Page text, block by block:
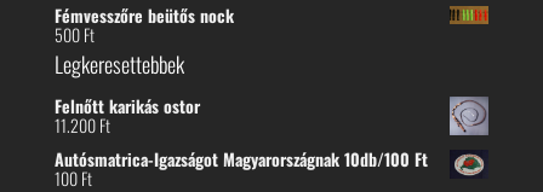
Fémvesszőre beütős nock
500Ft
Legkeresettebbek
Felnőtt karikás ostor
11.200Ft
Autósmatrica-Igazságot Magyarországnak 10db/100 Ft
100Ft